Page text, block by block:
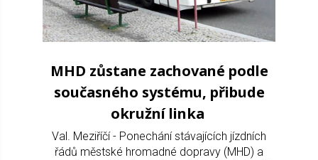
MHD zůstane zachované podle
současného systému, přibude
okružní linka
Val. Meziříčí - Ponechání stávajících jízdních
řádů městské hromadné dopravy (MHD) a